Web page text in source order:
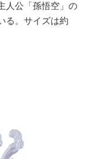
人公「孫悟空」の
る。サイズは約